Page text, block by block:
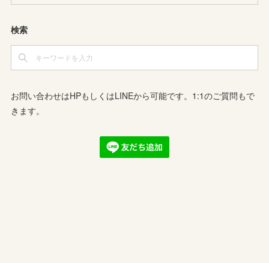
検索
お問い合わせはHPもしくはLINEから可能です。1:1のご質問もで
きます。